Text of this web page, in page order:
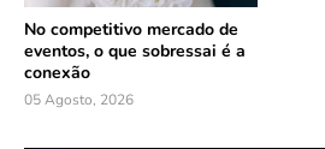
No competitivo mercado de
eventos, o que sobressai é a
conexão
05 Agosto, 2026